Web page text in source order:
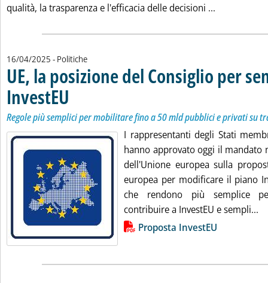
qualità, la trasparenza e l'efficacia delle decisioni ...
16/04/2025 - Politiche
UE, la posizione del Consiglio per
InvestEU . Sottotitolo: Regole più semplici per mobilitare fino a 50 mld
. Pubblicata mercoledì 16 aprile 2025 alle 13.18.
Regole più semplici per mobilitare fino a 50 mld pubblici e privati su
I rappresentanti degli Stati
hanno approvato oggi il mandato
dell'Unione europea sulla
europea per modificare il piano
che rendono più semplice
contribuire a InvestEU e sempli...
Lista allegati PDF alla notiziaProposta InvestEU